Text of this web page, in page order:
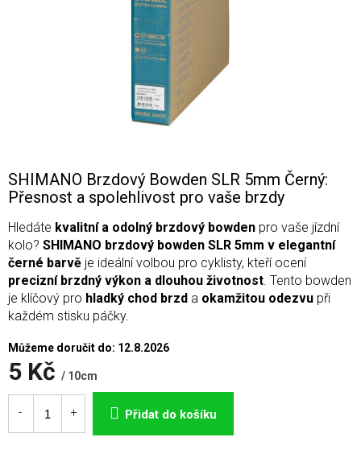
5 Kč / 10cm
Měrná
cena:
Můžeme doručit do: 12.8.2026
Přidat do košíku
SHIMANO Brzdový Bowden SLR 5mm Černý:
Přesnost a spolehlivost pro vaše brzdy
Hledáte kvalitní a odolný brzdový bowden pro vaše jízdní
kolo? SHIMANO brzdový bowden SLR 5mm v elegantní
černé barvě je ideální volbou pro cyklisty, kteří ocení
precizní brzdný výkon a dlouhou životnost. Tento bowden
je klíčový pro hladký chod brzd a okamžitou odezvu při
každém stisku páčky.